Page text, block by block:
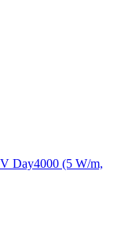
Day4000 (5 W/m,